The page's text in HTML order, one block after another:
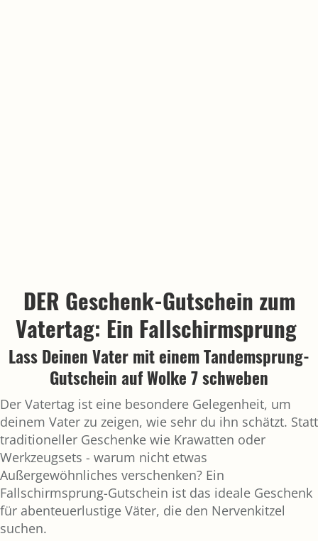
DER Geschenk-Gutschein zum
Vatertag: Ein Fallschirmsprung
Lass Deinen Vater mit einem Tandemsprung-
Gutschein auf Wolke 7 schweben
Der Vatertag ist eine besondere Gelegenheit, um
deinem Vater zu zeigen, wie sehr du ihn schätzt. Statt
traditioneller Geschenke wie Krawatten oder
Werkzeugsets - warum nicht etwas
Außergewöhnliches verschenken? Ein
Fallschirmsprung-Gutschein ist das ideale Geschenk
für abenteuerlustige Väter, die den Nervenkitzel
suchen.